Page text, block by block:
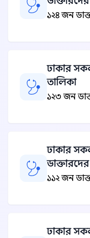
১২৪ জন
ঢাকার
তালিকা
১২৩ জন
ঢাকার
১১২ জন
ঢাকার